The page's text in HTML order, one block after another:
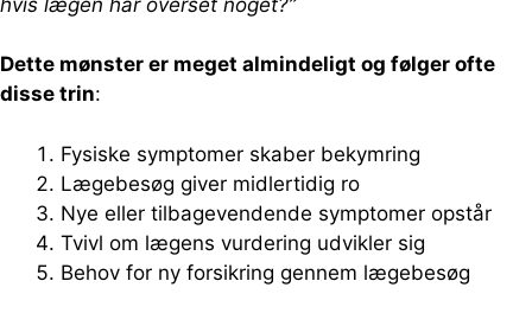
Dette mønster er meget almindeligt og følger ofte
disse trin:
Fysiske symptomer skaber bekymring
Lægebesøg giver midlertidig ro
Nye eller tilbagevendende symptomer opstår
Tvivl om lægens vurdering udvikler sig
Behov for ny forsikring gennem lægebesøg